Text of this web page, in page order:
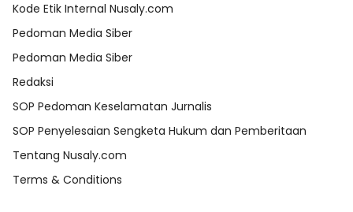
Kode Etik Internal Nusaly.com
Pedoman Media Siber
Pedoman Media Siber
Redaksi
SOP Pedoman Keselamatan Jurnalis
SOP Penyelesaian Sengketa Hukum dan Pemberitaan
Tentang Nusaly.com
Terms & Conditions